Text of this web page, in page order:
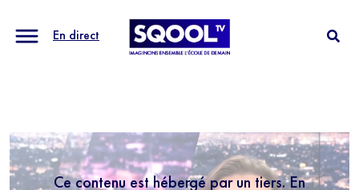
En direct
Ce contenu est hébergé par un tiers. En